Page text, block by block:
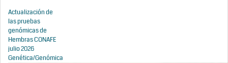
Actualización de
las pruebas
genómicas de
Hembras CONAFE
julio 2026
Genética/Genómica